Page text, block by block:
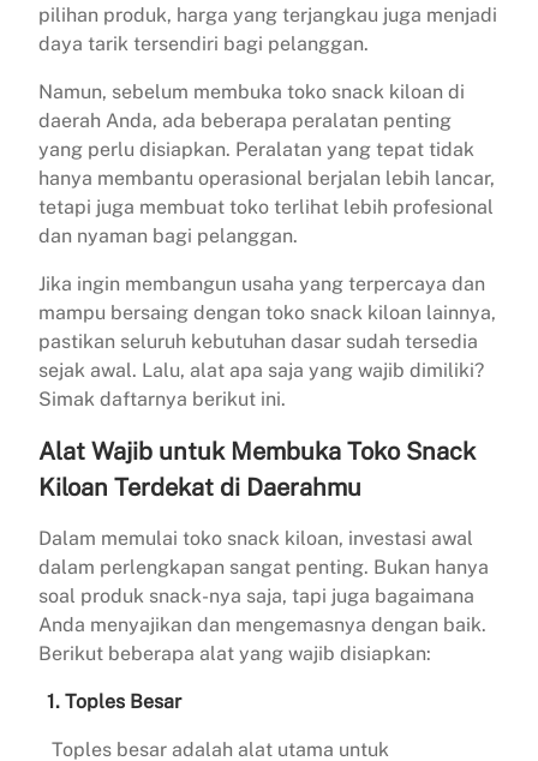
pilihan produk, harga yang terjangkau juga menjadi
daya tarik tersendiri bagi pelanggan.
Namun, sebelum membuka toko snack kiloan di
daerah Anda, ada beberapa peralatan penting
yang perlu disiapkan. Peralatan yang tepat tidak
hanya membantu operasional berjalan lebih lancar,
tetapi juga membuat toko terlihat lebih profesional
dan nyaman bagi pelanggan.
Jika ingin membangun usaha yang terpercaya dan
mampu bersaing dengan toko snack kiloan lainnya,
pastikan seluruh kebutuhan dasar sudah tersedia
sejak awal. Lalu, alat apa saja yang wajib dimiliki?
Simak daftarnya berikut ini.
Alat Wajib untuk Membuka Toko Snack
Kiloan Terdekat di Daerahmu
Dalam memulai toko snack kiloan, investasi awal
dalam perlengkapan sangat penting. Bukan hanya
soal produk snack-nya saja, tapi juga bagaimana
Anda menyajikan dan mengemasnya dengan baik.
Berikut beberapa alat yang wajib disiapkan:
1.Toples Besar
Toples besar adalah alat utama untuk